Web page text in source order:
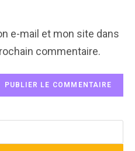
e-mail et mon site dans
commentaire.